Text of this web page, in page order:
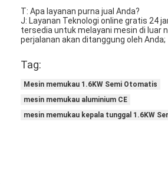
bicara sekarang
Mesin Pembuat Filter Udara
Mesin Pembuat Filter Saku
T: Apa layanan purna jual Anda?
J: Layanan Teknologi online gratis 24
tersedia untuk melayani mesin di luar
perjalanan akan ditanggung oleh Anda;
Tag:
Mesin memukau 1.6KW Semi Otomatis
mesin memukau aluminium CE
mesin memukau kepala tunggal 1.6KW